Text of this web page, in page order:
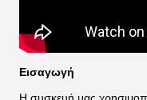
Εισαγωγή